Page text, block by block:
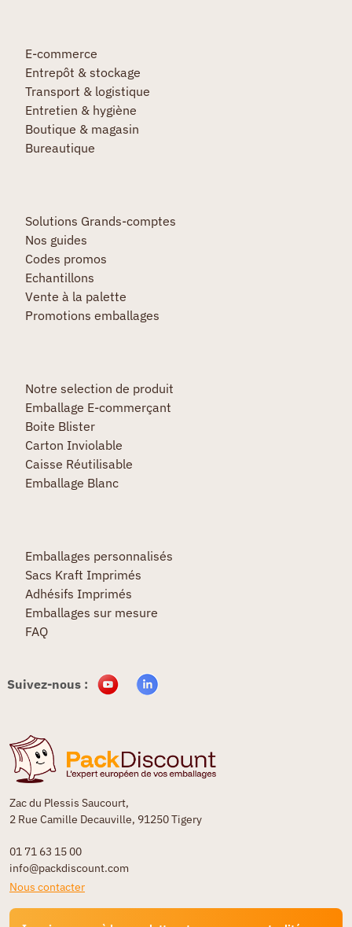
Zac du Plessis Saucourt,
2 Rue Camille Decauville, 91250 Tigery
01 71 63 15 00
info@packdiscount.com
Nous contacter
E-commerce
Entrepôt & stockage
Transport & logistique
Entretien & hygiène
Boutique & magasin
Bureautique
Solutions Grands-comptes
Nos guides
Codes promos
Echantillons
Vente à la palette
Promotions emballages
Notre selection de produit
Emballage E-commerçant
Boite Blister
Carton Inviolable
Caisse Réutilisable
Emballage Blanc
Emballages personnalisés
Sacs Kraft Imprimés
Adhésifs Imprimés
Emballages sur mesure
FAQ
Suivez-nous :